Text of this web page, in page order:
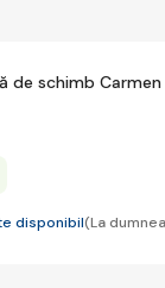
de schimb
disponibil(La